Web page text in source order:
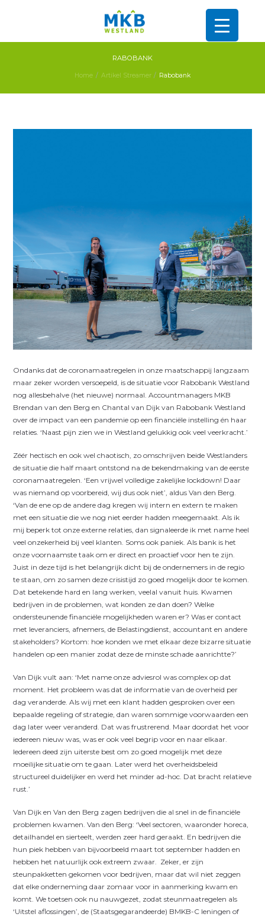
RABOBANK
Home Artikel Streamer Rabobank
Ondanks dat de coronamaatregelen in onze maatschappij langzaam
maar zeker worden versoepeld, is de situatie voor Rabobank Westland
nog allesbehalve (het nieuwe) normaal. Accountmanagers MKB
Brendan van den Berg en Chantal van Dijk van Rabobank Westland
over de impact van een pandemie op een financiële instelling én haar
relaties. ‘Naast pijn zien we in Westland gelukkig ook veel veerkracht.’
Zéér hectisch en ook wel chaotisch, zo omschrijven beide Westlanders
de situatie die half maart ontstond na de bekendmaking van de eerste
coronamaatregelen. ‘Een vrijwel volledige zakelijke lockdown! Daar
was niemand op voorbereid, wij dus ook niet’, aldus Van den Berg.
‘Van de ene op de andere dag kregen wij intern en extern te maken
met een situatie die we nog niet eerder hadden meegemaakt. Als ik
mij beperk tot onze externe relaties, dan signaleerde ik met name heel
veel onzekerheid bij veel klanten. Soms ook paniek. Als bank is het
onze voornaamste taak om er direct en proactief voor hen te zijn.
Juist in deze tijd is het belangrijk dicht bij de ondernemers in de regio
te staan, om zo samen deze crisistijd zo goed mogelijk door te komen.
Dat betekende hard en lang werken, veelal vanuit huis. Kwamen
bedrijven in de problemen, wat konden ze dan doen? Welke
ondersteunende financiële mogelijkheden waren er? Was er contact
met leveranciers, afnemers, de Belastingdienst, accountant en andere
stakeholders? Kortom: hoe konden we met elkaar deze bizarre situatie
handelen op een manier zodat deze de minste schade aanrichtte?’
Van Dijk vult aan: ‘Met name onze adviesrol was complex op dat
moment. Het probleem was dat de informatie van de overheid per
dag veranderde. Als wij met een klant hadden gesproken over een
bepaalde regeling of strategie, dan waren sommige voorwaarden een
dag later weer veranderd. Dat was frustrerend. Maar doordat het voor
iedereen nieuw was, was er ook veel begrip voor en naar elkaar.
Iedereen deed zijn uiterste best om zo goed mogelijk met deze
moeilijke situatie om te gaan. Later werd het overheidsbeleid
structureel duidelijker en werd het minder ad-hoc. Dat bracht relatieve
rust.’
Van Dijk en Van den Berg zagen bedrijven die al snel in de financiële
problemen kwamen. Van den Berg: ‘Veel sectoren, waaronder horeca,
detailhandel en sierteelt, werden zeer hard geraakt. En bedrijven die
hun piek hebben van bijvoorbeeld maart tot september hadden en
hebben het natuurlijk ook extreem zwaar. Zeker, er zijn
steunpakketten gekomen voor bedrijven, maar dat wil niet zeggen
dat elke onderneming daar zomaar voor in aanmerking kwam en
komt. We toetsen ook nu nauwgezet, zodat steunmaatregelen als
‘Uitstel aflossingen’, de (Staatsgegarandeerde) BMKB-C leningen of